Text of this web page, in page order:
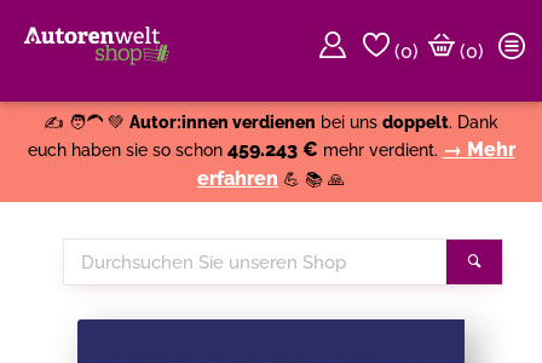
(0)
(0)
✍️ 🧑‍🦱 💚 Autor:innen verdienen bei uns doppelt. Dank
euch haben sie so schon 459.243 € mehr verdient. → Mehr
erfahren 💪 📚 🙏
Durchsuchen
Sie